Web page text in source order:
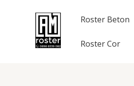
Roster Beton
Roster Cor